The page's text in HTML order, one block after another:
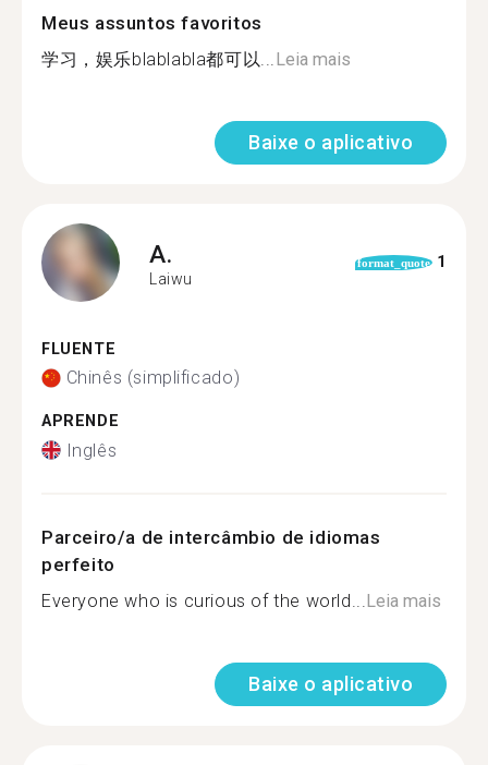
Meus assuntos favoritos
学习，娱乐blablabla都可以... Leia mais
Baixe o aplicativo
A.
Laiwu
format_quote 1
FLUENTE
Chinês (simplificado)
APRENDE
Inglês
Parceiro/a de intercâmbio de idiomas
perfeito
Everyone who is curious of the world... Leia mais
Baixe o aplicativo